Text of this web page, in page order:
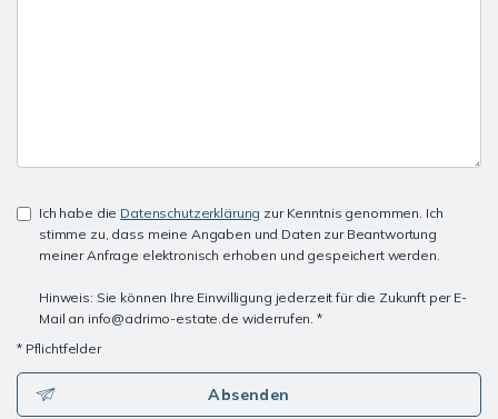
Ich habe die Datenschutzerklärung zur Kenntnis genommen. Ich
stimme zu, dass meine Angaben und Daten zur Beantwortung
meiner Anfrage elektronisch erhoben und gespeichert werden.
Hinweis: Sie können Ihre Einwilligung jederzeit für die Zukunft per E-
Mail an info@adrimo-estate.de widerrufen. *
* Pflichtfelder
Absenden